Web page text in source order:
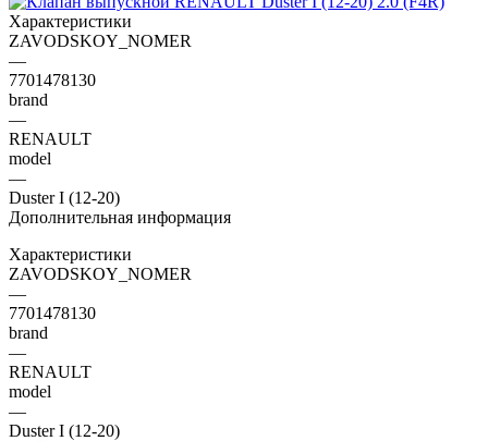
Характеристики
ZAVODSKOY_NOMER
—
7701478130
brand
—
RENAULT
model
—
Duster I (12-20)
Дополнительная информация
Характеристики
ZAVODSKOY_NOMER
—
7701478130
brand
—
RENAULT
model
—
Duster I (12-20)